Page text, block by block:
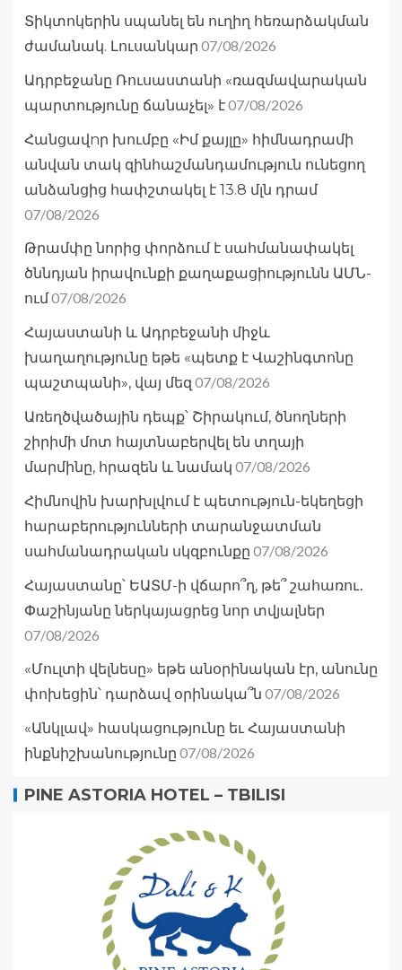
Տիկտոկերին սպանել են ուղիղ հեռարձակման
ժամանակ. Լուսանկար 07/08/2026
Ադրբեջանը Ռուսաստանի «ռազմավարական
պարտությունը ճանաչել» է07/08/2026
Հանցավnր խումբը «Իմ քայլը» հիմնադրամի
անվան տակ զինհաշմանդամություն ունեցող
անձանցից հափշտակել է 13.8 մլն դրամ
07/08/2026
Թրամփը նորից փորձում է սահմանափակել
ծննդյան իրավունքի քաղաքացիությունն ԱՄՆ-
ում07/08/2026
Հայաստանի և Ադրբեջանի միջև
խաղաղությունը եթե «պետք է Վաշինգտոնը
պաշտպանի», վայ մեզ 07/08/2026
Առեղծվածային դեպք՝ Շիրակում, ծնողների
շիրիմի մոտ հայտնաբերվել են տղայի
մարմինը, հրազեն և նամակ 07/08/2026
Հիմնովին խարխլվում է պետություն-եկեղեցի
հարաբերությունների տարանջատման
սահմանադրական սկզբունքը 07/08/2026
Հայաստանը՝ ԵԱՏՄ-ի վճարո՞ղ, թե՞ շահառու․
Փաշինյանը ներկայացրեց նոր տվյալներ
07/08/2026
«Մուլտի վելնեսը» եթե անօրինական էր, անունը
փոխեցին՝ դարձավ օրինակա՞ն 07/08/2026
«Անկլավ» հասկացությունը եւ Հայաստանի
ինքնիշխանությունը 07/08/2026
PINE ASTORIA HOTEL – TBILISI